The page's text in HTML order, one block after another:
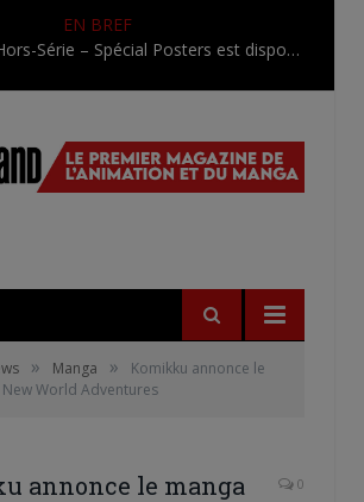
EN BREF
L’AnimeLand Hors-Série – Spécial Posters est disponible !
» Manga »
Komikku annonce le
World Adventures
annonce le manga
0